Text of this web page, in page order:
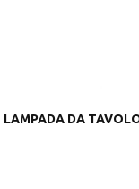
LAMPADA DA